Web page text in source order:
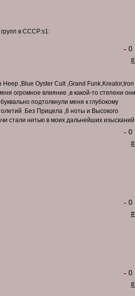
в СССР:s1:
- 0
,Blue Oyster Cult ,Grand Funk,Kreator,Iron
огромное влияние ,в какой-то степени они
подтолкнули меня к глубокому
.Без Прицела ,8 ноты и Высокого
стали нитью в моих дальнейших
- 0
- 0
- 0